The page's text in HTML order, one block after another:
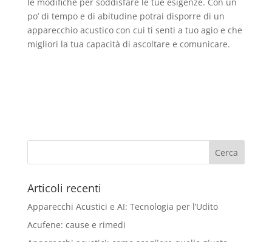
po’ di tempo e di abitudine potrai disporre di un
apparecchio acustico con cui ti senti a tuo agio e che
migliori la tua capacità di ascoltare e comunicare.
Articoli recenti
Apparecchi Acustici e AI: Tecnologia per l’Udito
Acufene: cause e rimedi